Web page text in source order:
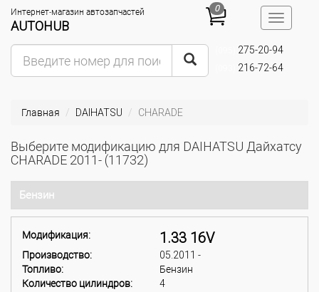
Toggle
0
Интернет-магазин автозапчастей
AUTOHUB
275-20-94
216-72-64
Главная DAIHATSU CHARADE
Выберите модификацию для DAIHATSU Дайхатсу
CHARADE 2011- (11732)
Бензин
Модификация: 1.33 16V
Производство:
05.2011 -
Топливо:
Бензин
Количество цилиндров:
4